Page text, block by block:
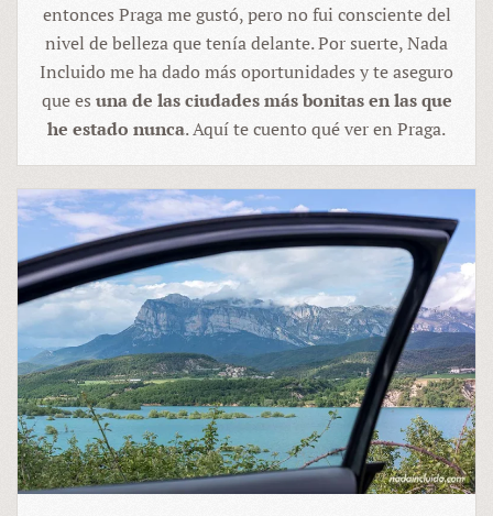
entonces Praga me gustó, pero no fui consciente del
nivel de belleza que tenía delante. Por suerte, Nada
Incluido me ha dado más oportunidades y te aseguro
que es una de las ciudades más bonitas en las que
he estado nunca. Aquí te cuento qué ver en Praga.